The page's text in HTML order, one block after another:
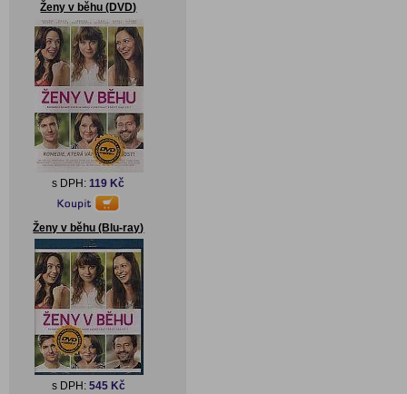
Ženy v běhu (DVD)
s DPH:119 Kč
Ženy v běhu (Blu-ray)
s DPH: 545 Kč